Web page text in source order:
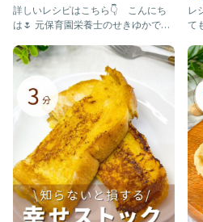
レシピ
詳しいレシピはこちら👇 ⁡ ⁡ ⁡ こんにち
は🌷 元保育園栄養士のせきゆかです
レ
て